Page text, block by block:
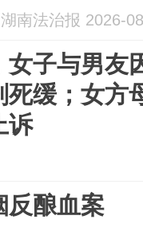
法院判其死
湖南法治报 2026-
女子与男友
缓；女方
诉
反酿血案